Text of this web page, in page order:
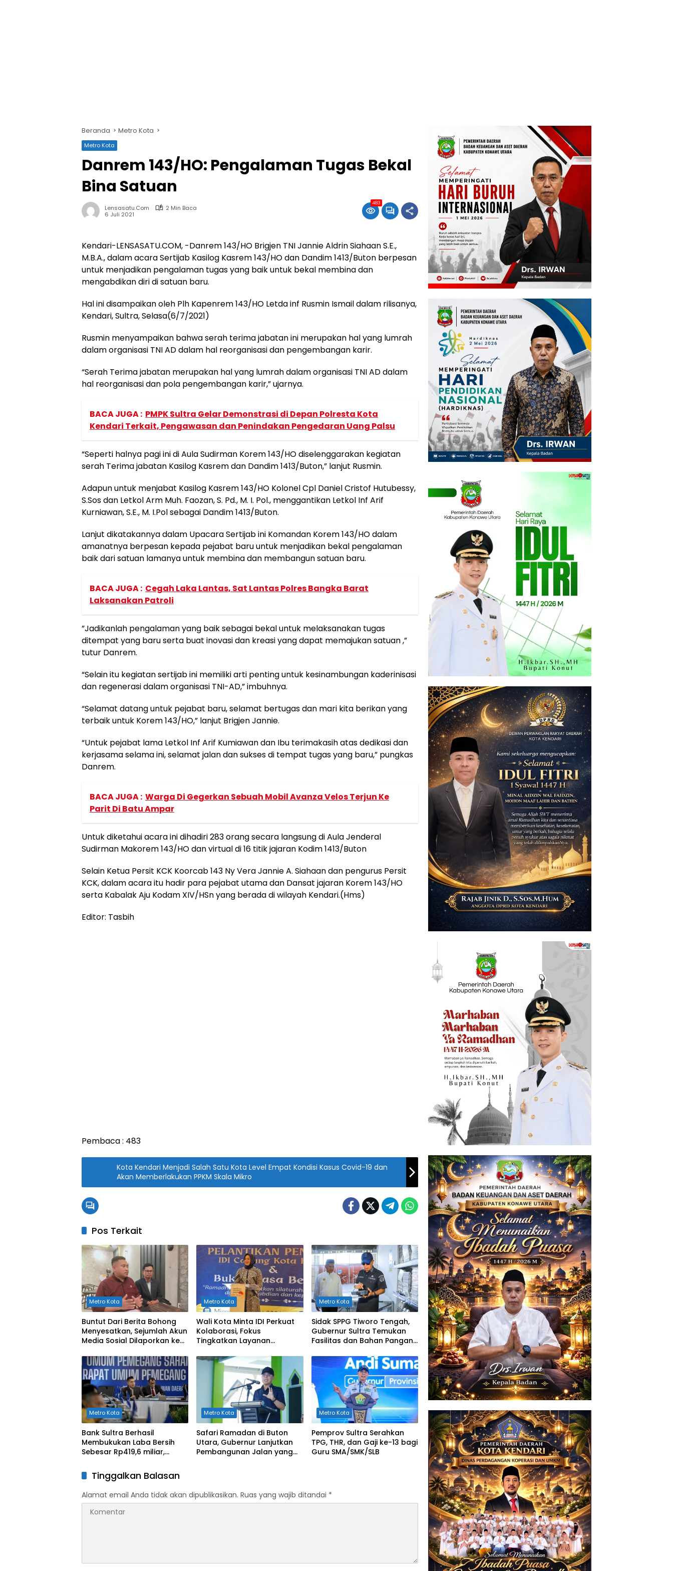
Beranda Metro Kota
Metro Kota
Danrem 143/HO: Pengalaman Tugas Bekal
Bina Satuan
Lensasatu.com
2 Min Baca
6 Juli 2021
483
Kendari-LENSASATU.COM, -Danrem 143/HO Brigjen TNI Jannie Aldrin Siahaan S.E.,
M.B.A., dalam acara Sertijab Kasilog Kasrem 143/HO dan Dandim 1413/Buton berpesan
untuk menjadikan pengalaman tugas yang baik untuk bekal membina dan
mengabdikan diri di satuan baru.
Hal ini disampaikan oleh Plh Kapenrem 143/HO Letda inf Rusmin Ismail dalam rilisanya,
Kendari, Sultra, Selasa(6/7/2021)
Rusmin menyampaikan bahwa serah terima jabatan ini merupakan hal yang lumrah
dalam organisasi TNI AD dalam hal reorganisasi dan pengembangan karir.
“Serah Terima jabatan merupakan hal yang lumrah dalam organisasi TNI AD dalam
hal reorganisasi dan pola pengembangan karir,” ujarnya.
BACA JUGA : PMPK Sultra Gelar Demonstrasi di Depan Polresta Kota
Kendari Terkait, Pengawasan dan Penindakan Pengedaran Uang Palsu
“Seperti halnya pagi ini di Aula Sudirman Korem 143/HO diselenggarakan kegiatan
serah Terima jabatan Kasilog Kasrem dan Dandim 1413/Buton,” lanjut Rusmin.
Adapun untuk menjabat Kasilog Kasrem 143/HO Kolonel Cpl Daniel Cristof Hutubessy,
S.Sos dan Letkol Arm Muh. Faozan, S. Pd., M. I. Pol., menggantikan Letkol Inf Arif
Kurniawan, S.E., M. I.Pol sebagai Dandim 1413/Buton.
Lanjut dikatakannya dalam Upacara Sertijab ini Komandan Korem 143/HO dalam
amanatnya berpesan kepada pejabat baru untuk menjadikan bekal pengalaman
baik dari satuan lamanya untuk membina dan membangun satuan baru.
BACA JUGA : Cegah Laka Lantas, Sat Lantas Polres Bangka Barat
Laksanakan Patroli
”Jadikanlah pengalaman yang baik sebagai bekal untuk melaksanakan tugas
ditempat yang baru serta buat inovasi dan kreasi yang dapat memajukan satuan ,”
tutur Danrem.
“Selain itu kegiatan sertijab ini memiliki arti penting untuk kesinambungan kaderinisasi
dan regenerasi dalam organisasi TNI-AD,” imbuhnya.
“Selamat datang untuk pejabat baru, selamat bertugas dan mari kita berikan yang
terbaik untuk Korem 143/HO,” lanjut Brigjen Jannie.
“Untuk pejabat lama Letkol Inf Arif Kumiawan dan Ibu terimakasih atas dedikasi dan
kerjasama selama ini, selamat jalan dan sukses di tempat tugas yang baru,” pungkas
Danrem.
BACA JUGA : Warga Di Gegerkan Sebuah Mobil Avanza Velos Terjun Ke
Parit Di Batu Ampar
Untuk diketahui acara ini dihadiri 283 orang secara langsung di Aula Jenderal
Sudirman Makorem 143/HO dan virtual di 16 titik jajaran Kodim 1413/Buton
Selain Ketua Persit KCK Koorcab 143 Ny Vera Jannie A. Siahaan dan pengurus Persit
KCK, dalam acara itu hadir para pejabat utama dan Dansat jajaran Korem 143/HO
serta Kabalak Aju Kodam XIV/HSn yang berada di wilayah Kendari.(Hms)
Editor: Tasbih
Pembaca : 483
Kota Kendari Menjadi Salah Satu Kota Level Empat Kondisi Kasus Covid-19 dan
Akan Memberlakukan PPKM Skala Mikro
Pos Terkait
Metro Kota
Buntut Dari Berita Bohong
Menyesatkan, Sejumlah Akun
Media Sosial Dilaporkan ke
Metro Kota
Wali Kota Minta IDI Perkuat
Kolaborasi, Fokus
Tingkatkan Layanan
Metro Kota
Sidak SPPG Tiworo Tengah,
Gubernur Sultra Temukan
Fasilitas dan Bahan Pangan
Metro Kota
Bank Sultra Berhasil
Membukukan Laba Bersih
Sebesar Rp419,6 miliar,
Capaian Tahun 2024
Metro Kota
Safari Ramadan di Buton
Utara, Gubernur Lanjutkan
Pembangunan Jalan yang
Metro Kota
Pemprov Sultra Serahkan
TPG, THR, dan Gaji ke-13 bagi
Guru SMA/SMK/SLB
Tinggalkan Balasan
Alamat email Anda tidak akan dipublikasikan. Ruas yang wajib ditandai *